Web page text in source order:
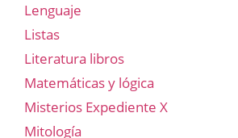
Lenguaje
Listas
Literatura libros
Matemáticas y lógica
Misterios Expediente X
Mitología